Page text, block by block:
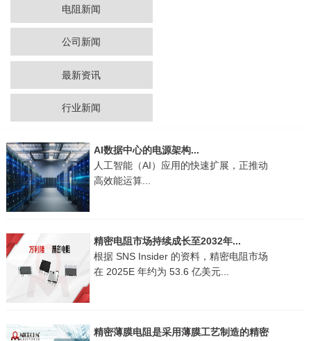
电阻新闻
公司新闻
最新资讯
行业新闻
AI数据中心的电源架构...
人工智能（AI）应用的快速扩展，正推动
高效能运算...
精密电阻市场持续成长至2032年...
根据 SNS Insider 的资料，精密电阻市场
在 2025E 年约为 53.6 亿美元...
精密薄膜电阻是采用薄膜工艺制造的精密